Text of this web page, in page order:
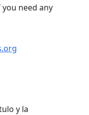
need any
y la